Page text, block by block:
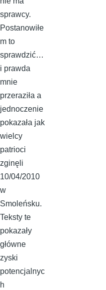
sprawcy.
Postanowiłe
m to
sprawdzić…
i prawda
mnie
przeraziła a
jednoczenie
pokazała jak
wielcy
patrioci
zginęli
10/04/2010
w
Smoleńsku.
Teksty te
pokazały
główne
zyski
potencjalnyc
h